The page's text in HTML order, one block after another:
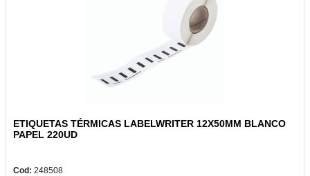
ETIQUETAS TÉRMICAS LABELWRITER 12X50MM BLANCO
PAPEL 220UD
Cod: 248508